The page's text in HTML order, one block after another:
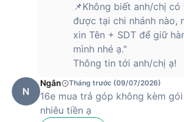
📌Không biết anh/chị có
được tại chi nhánh nào,
xin Tên + SDT để giữ
mình nhé ạ."
Thông tin tới anh/chị ạ!
N
Ngân Tháng trước (09/07/2026)
16e mua trả góp không kèm
nhiêu tiền ạ